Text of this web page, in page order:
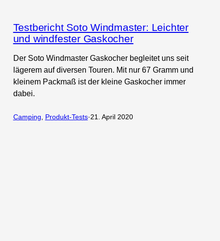
Testbericht Soto Windmaster: Leichter
und windfester Gaskocher
Der Soto Windmaster Gaskocher begleitet uns seit
lägerem auf diversen Touren. Mit nur 67 Gramm und
kleinem Packmaß ist der kleine Gaskocher immer
dabei.
Camping Produkt-Tests·21. April 2020